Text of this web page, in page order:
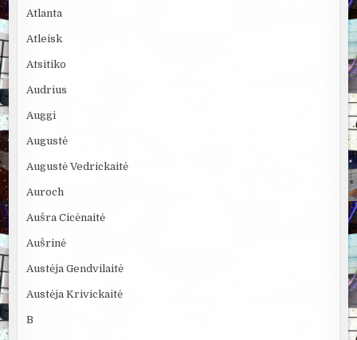
Atlanta
Atleisk
Atsitiko
Audrius
Auggi
Augustė
Augustė Vedrickaitė
Auroch
Aušra Cicėnaitė
Aušrinė
Austėja Gendvilaitė
Austėja Krivickaitė
B